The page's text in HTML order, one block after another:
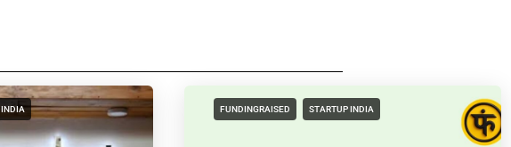
INDIA FUNDINGRAISED STARTUP INDIA